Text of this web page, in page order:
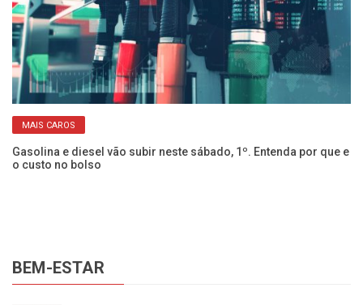
MAIS CAROS
Gasolina e diesel vão subir neste sábado, 1º. Entenda por que e
o custo no bolso
BEM-ESTAR